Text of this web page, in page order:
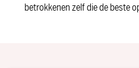
betrokkenen zelf die de beste